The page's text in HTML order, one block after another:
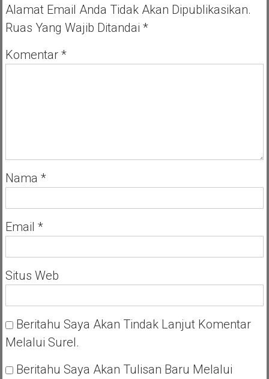
Alamat Email Anda Tidak Akan Dipublikasikan.
Ruas Yang Wajib Ditandai *
Komentar *
Nama *
Email *
Situs Web
Beritahu Saya Akan Tindak Lanjut Komentar
Melalui Surel.
Beritahu Saya Akan Tulisan Baru Melalui